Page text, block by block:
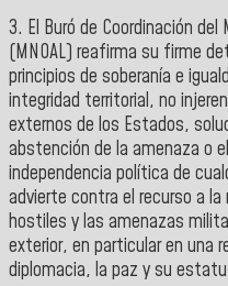
3. El Buró de Coordinación
(MNOAL) reafirma su firme
principios de soberanía e
integridad territorial, no
externos de los Estados,
abstención de la amenaza o
independencia política de
advierte contra el recurso a
hostiles y las amenazas
exterior, en particular en una
diplomacia, la paz y su